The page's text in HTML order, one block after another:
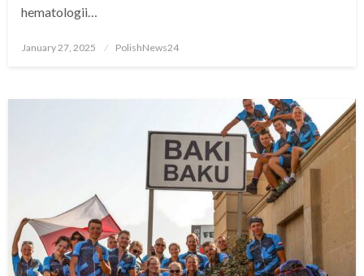
hematologii…
Posted
January 27, 2025 PolishNews24